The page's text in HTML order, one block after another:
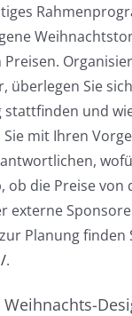
Sie
und
mit Ihren
ob die Preise von
externe
Planung finden
.